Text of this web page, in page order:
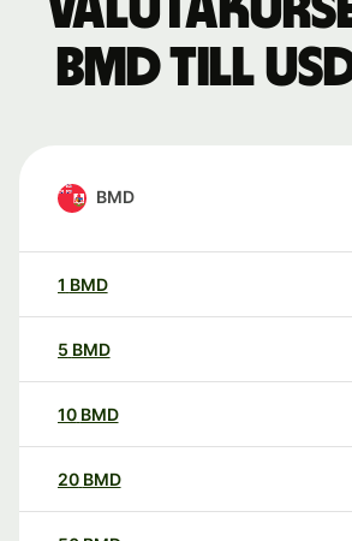
BMD till
BMD
1 BMD
5 BMD
10 BMD
20 BMD